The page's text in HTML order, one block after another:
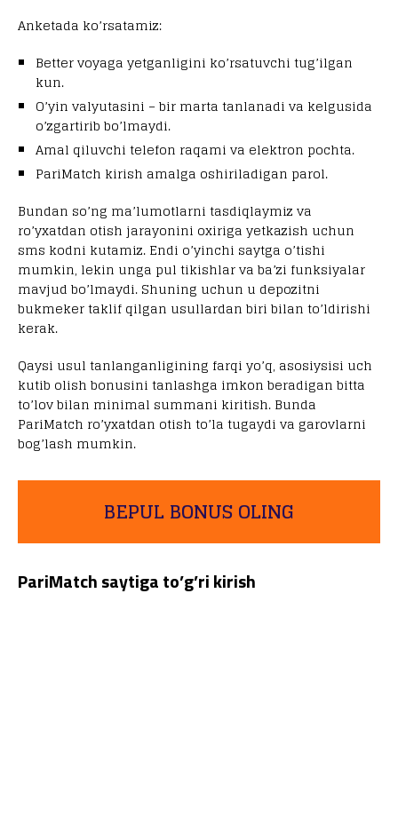
Anketada ko’rsatamiz:
Better voyaga yetganligini ko’rsatuvchi tug’ilgan
kun.
O’yin valyutasini – bir marta tanlanadi va kelgusida
o’zgartirib bo’lmaydi.
Amal qiluvchi telefon raqami va elektron pochta.
PariMatch kirish amalga oshiriladigan parol.
Bundan so’ng ma’lumotlarni tasdiqlaymiz va
ro’yxatdan otish jarayonini oxiriga yetkazish uchun
sms kodni kutamiz. Endi o’yinchi saytga o’tishi
mumkin, lekin unga pul tikishlar va ba’zi funksiyalar
mavjud bo’lmaydi. Shuning uchun u depozitni
bukmeker taklif qilgan usullardan biri bilan to’ldirishi
kerak.
Qaysi usul tanlanganligining farqi yo’q, asosiysisi uch
kutib olish bonusini tanlashga imkon beradigan bitta
to’lov bilan minimal summani kiritish. Bunda
PariMatch ro’yxatdan otish to’la tugaydi va garovlarni
bog’lash mumkin.
BEPUL BONUS OLING
PariMatch saytiga to’g’ri kirish